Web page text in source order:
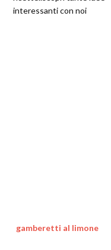
interessanti con noi
gamberetti al limone